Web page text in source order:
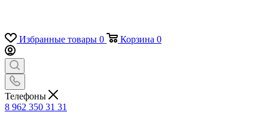
Избранные товары 0 Корзина 0
Телефоны
8 962 350 31 31